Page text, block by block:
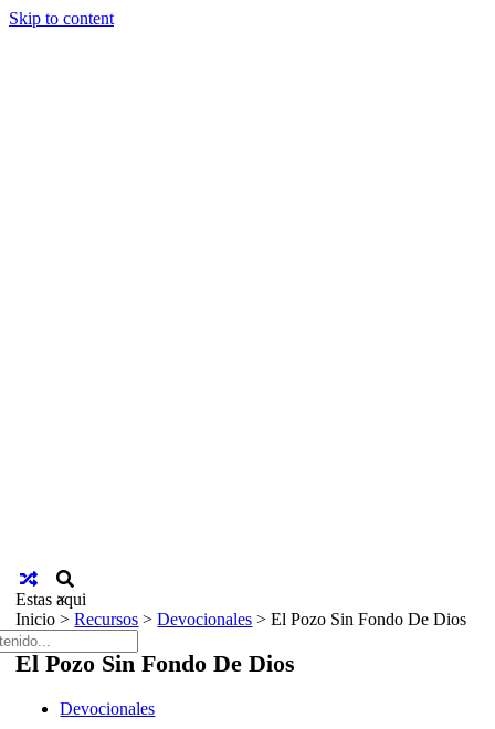
Skip to content
×
Estas aqui
Inicio>Recursos >Devocionales >El Pozo Sin Fondo De Dios
El Pozo Sin Fondo De Dios
Devocionales